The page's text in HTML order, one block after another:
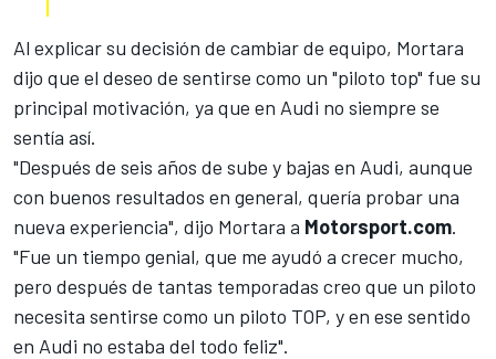
Al explicar su decisión de cambiar de equipo, Mortara
dijo que el deseo de sentirse como un "piloto top" fue su
principal motivación, ya que en Audi no siempre se
sentía así.
"Después de seis años de sube y bajas en Audi, aunque
con buenos resultados en general, quería probar una
nueva experiencia", dijo Mortara a Motorsport.com.
"Fue un tiempo genial, que me ayudó a crecer mucho,
pero después de tantas temporadas creo que un piloto
necesita sentirse como un piloto TOP, y en ese sentido
en Audi no estaba del todo feliz".